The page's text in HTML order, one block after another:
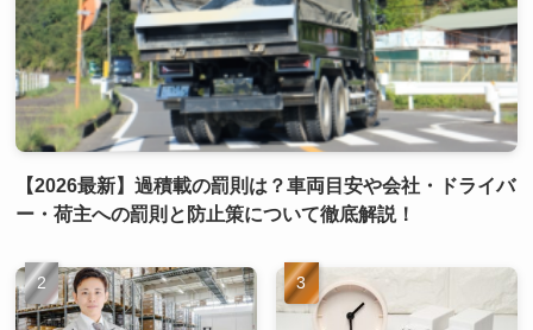
【2026最新】過積載の罰則は？車両目安や会社・ドライバ
ー・荷主への罰則と防止策について徹底解説！